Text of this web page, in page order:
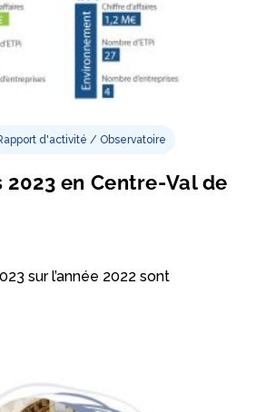
d'activité / Observatoire
en Centre-Val de
sur l’année 2022 sont